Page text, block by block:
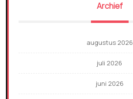
Archief
augustus 2026
juli 2026
juni 2026